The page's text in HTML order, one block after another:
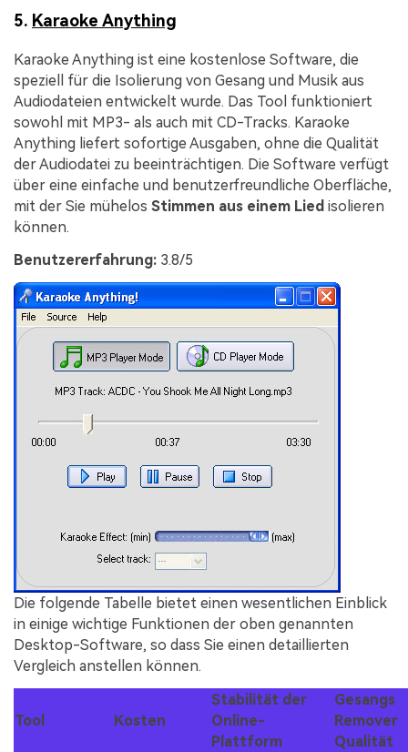
5. Karaoke Anything
Karaoke Anything ist eine kostenlose Software, die
speziell für die Isolierung von Gesang und Musik aus
Audiodateien entwickelt wurde. Das Tool funktioniert
sowohl mit MP3- als auch mit CD-Tracks. Karaoke
Anything liefert sofortige Ausgaben, ohne die Qualität
der Audiodatei zu beeinträchtigen. Die Software verfügt
über eine einfache und benutzerfreundliche Oberfläche,
mit der Sie mühelos Stimmen aus einem Lied isolieren
können.
Benutzererfahrung: 3.8/5
Die folgende Tabelle bietet einen wesentlichen Einblick
in einige wichtige Funktionen der oben genannten
Desktop-Software, so dass Sie einen detaillierten
Vergleich anstellen können.
Tool Kosten
Stabilität der
Online-
Plattform
Gesangs
Remover
Qualität